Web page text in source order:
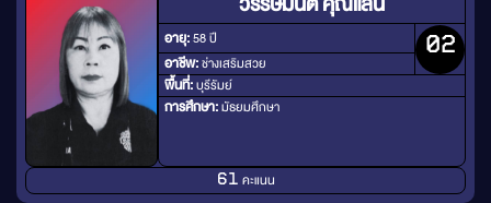
อายุ:58 ปี
อาชีพ:ช่างเสริมสวย
02
พื้นที่:บุรีรัมย์
การศึกษา:มัธยมศึกษา
61 คะแนน